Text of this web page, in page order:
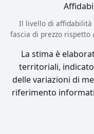
Il livello di affidabilità
fascia di prezzo
La stima è
territoriali,
delle variazioni di
riferimento